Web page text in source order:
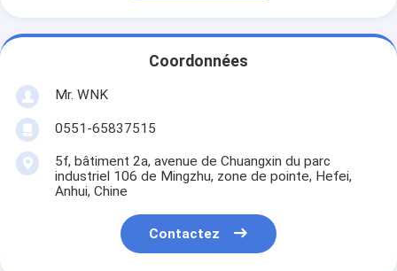
Coordonnées
Mr. WNK
0551-65837515
5f, bâtiment 2a, avenue de Chuangxin du parc
industriel 106 de Mingzhu, zone de pointe, Hefei,
Anhui, Chine
Contactez